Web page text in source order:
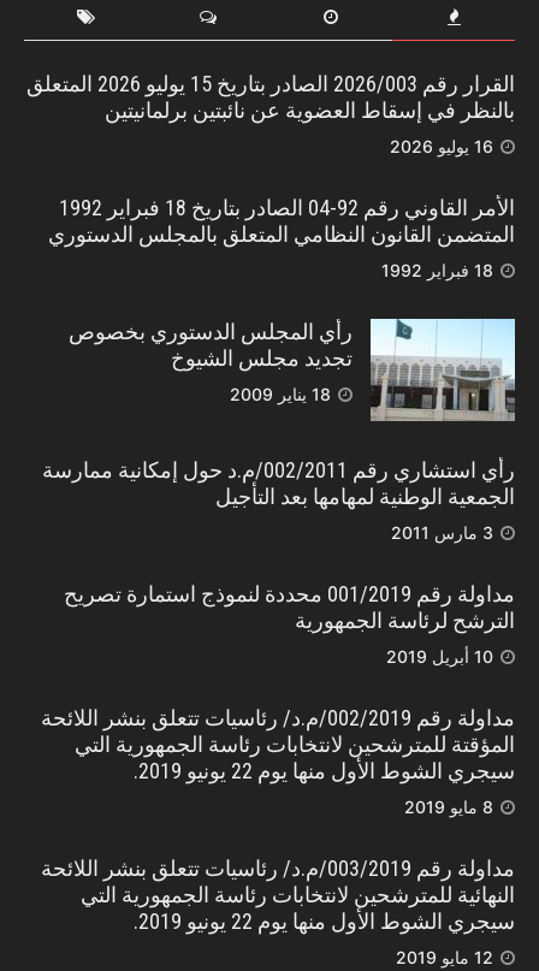
القرار رقم 2026/003 الصادر بتاريخ 15 يوليو 2026 المتعلق
بالنظر في إسقاط العضوية عن نائبتين برلمانيتين
16 يوليو 2026
الأمر القاوني رقم 92-04 الصادر بتاريخ 18 فبراير 1992
المتضمن القانون النظامي المتعلق بالمجلس الدستوري
18 فبراير 1992
رأي المجلس الدستوري بخصوص
تجديد مجلس الشيوخ
18 يناير 2009
رأي استشاري رقم 002/2011/م.د حول إمكانية ممارسة
الجمعية الوطنية لمهامها بعد التأجيل
3 مارس 2011
مداولة رقم 001/2019 محددة لنموذج استمارة تصريح
الترشح لرئاسة الجمهورية
10 أبريل 2019
مداولة رقم 002/2019/م.د/ رئاسيات تتعلق بنشر اللائحة
المؤقتة للمترشحين لانتخابات رئاسة الجمهورية التي
سيجري الشوط الأول منها يوم 22 يونيو 2019.
8 مايو 2019
مداولة رقم 003/2019/م.د/ رئاسيات تتعلق بنشر اللائحة
النهائية للمترشحين لانتخابات رئاسة الجمهورية التي
سيجري الشوط الأول منها يوم 22 يونيو 2019.
12 مايو 2019